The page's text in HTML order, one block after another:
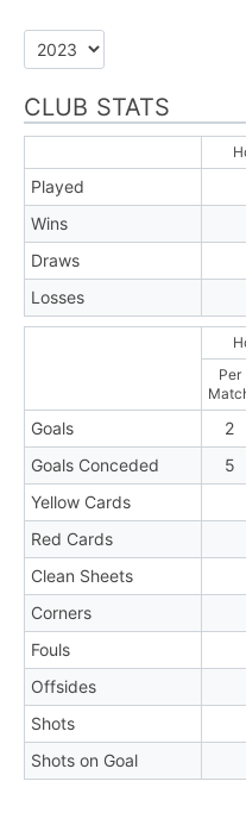
CLUB STATS
Played
Wins
Draws
Losses
Per
Goals 2
Goals Conceded
5
Yellow Cards
Red Cards
Clean Sheets
Corners
Fouls
Offsides
Shots
Shots on Goal